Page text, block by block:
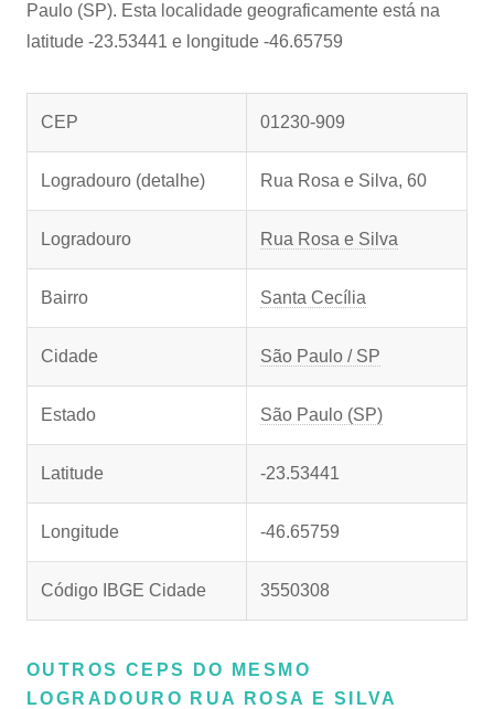
Paulo (SP). Esta localidade geograficamente está na
latitude -23.53441 e longitude -46.65759
CEP 01230-909
Logradouro (detalhe) Rua Rosa e Silva, 60
Logradouro Rua Rosa e Silva
Bairro Santa Cecília
Cidade São Paulo / SP
Estado São Paulo (SP)
Latitude -23.53441
Longitude -46.65759
Código IBGE Cidade 3550308
OUTROS CEPS DO MESMO
LOGRADOURO RUA ROSA E SILVA